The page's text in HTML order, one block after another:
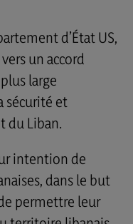
d’État US,
un accord
large
sécurité et
du Liban.
intention de
dans le but
permettre leur